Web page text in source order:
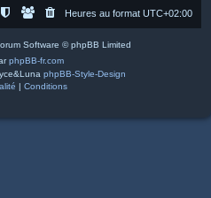
Heures au format UTC+02:00
Software © phpBB Limited
phpBB-fr.com
phpBB-Style-Design
| Conditions